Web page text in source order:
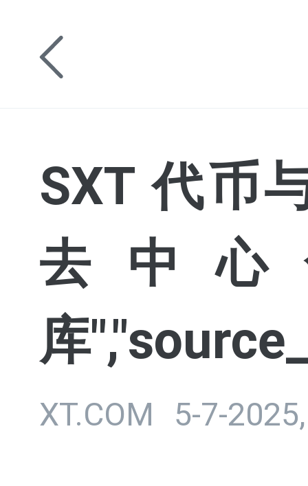
SXT 代币
去中
库
XT.COM 5-7-2025,